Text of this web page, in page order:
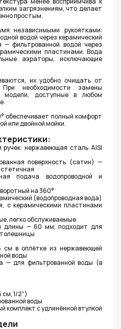
загрязнениям, что делает
простым.
независимыми рукоятками:
водой через керамический
фильтрованной водой через
пластинами. Вода
аэраторы, исключающие
их удобно очищать от
При необходимости замены
модели, доступные в любом
обеспечивает полный комфорт
или двойной мойки.
нержавеющая сталь AISI
поверхность (сатин) —
подача водопроводной и
на 360°
(водопроводная вода)
с керамическими пластинами
легко обслуживаемые
длины — 60 мм, подходит для
см в оплётке из нержавеющей
воды
— для фильтрованной воды (в
см, 1/2")
воды
комплект с удлинённой втулкой